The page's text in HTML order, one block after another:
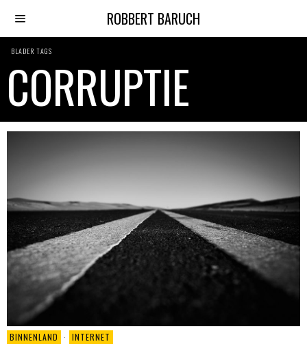
ROBBERT BARUCH
BLADER TAGS
CORRUPTIE
BINNENLAND · INTERNET